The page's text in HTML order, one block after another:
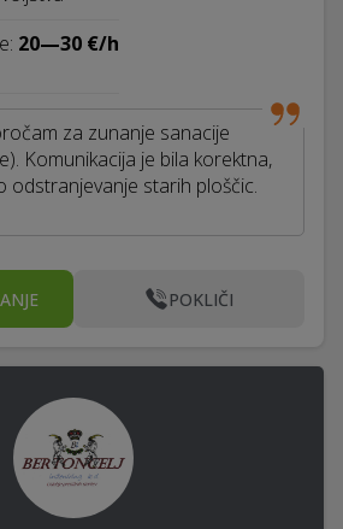
20—30 €/h
za zunanje sanacije
Komunikacija je bila korektna,
odstranjevanje starih ploščic.
POKLIČI